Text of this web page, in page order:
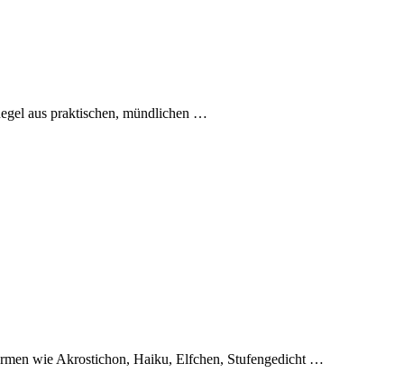
aus praktischen, mündlichen …
wie Akrostichon, Haiku, Elfchen, Stufengedicht …